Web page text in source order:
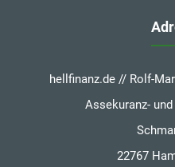
hellfinanz.de // Rolf-
Assekuranz-
22767